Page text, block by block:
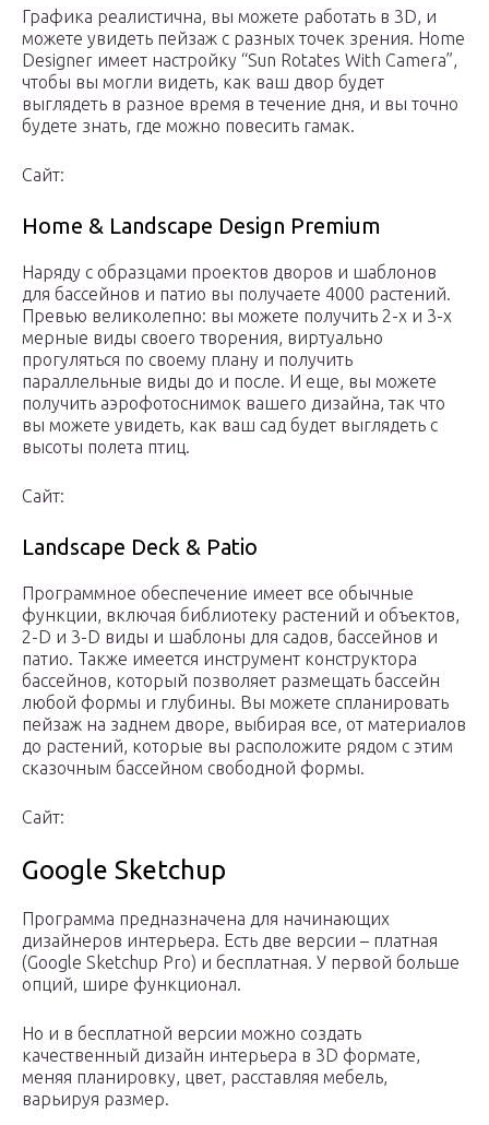
Графика реалистична, вы можете работать в 3D, и
можете увидеть пейзаж с разных точек зрения. Home
Designer имеет настройку “Sun Rotates With Camera”,
чтобы вы могли видеть, как ваш двор будет
выглядеть в разное время в течение дня, и вы точно
будете знать, где можно повесить гамак.
Сайт:
Home & Landscape Design Premium
Наряду с образцами проектов дворов и шаблонов
для бассейнов и патио вы получаете 4000 растений.
Превью великолепно: вы можете получить 2-х и 3-х
мерные виды своего творения, виртуально
прогуляться по своему плану и получить
параллельные виды до и после. И еще, вы можете
получить аэрофотоснимок вашего дизайна, так что
вы можете увидеть, как ваш сад будет выглядеть с
высоты полета птиц.
Сайт:
Landscape Deck & Patio
Программное обеспечение имеет все обычные
функции, включая библиотеку растений и объектов,
2-D и 3-D виды и шаблоны для садов, бассейнов и
патио. Также имеется инструмент конструктора
бассейнов, который позволяет размещать бассейн
любой формы и глубины. Вы можете спланировать
пейзаж на заднем дворе, выбирая все, от материалов
до растений, которые вы расположите рядом с этим
сказочным бассейном свободной формы.
Сайт:
Google Sketchup
Программа предназначена для начинающих
дизайнеров интерьера. Есть две версии – платная
(Google Sketchup Pro) и бесплатная. У первой больше
опций, шире функционал.
Но и в бесплатной версии можно создать
качественный дизайн интерьера в 3D формате,
меняя планировку, цвет, расставляя мебель,
варьируя размер.